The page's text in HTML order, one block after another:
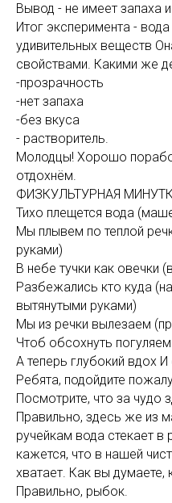
Вывод - не имеет запаха
Итог эксперимента -
удивительных веществ
свойствами. Какими же
-прозрачность
-нет запаха
-без вкуса
- растворитель.
Молодцы! Хорошо
отдохнём.
ФИЗКУЛЬТУРНАЯ
Тихо плещется вода
Мы плывем по теплой
руками)
В небе тучки как овечки
Разбежались кто куда
вытянутыми руками)
Мы из речки вылезаем
Чтоб обсохнуть
А теперь глубокий вдох
Ребята, подойдите
Посмотрите, что за чудо
Правильно, здесь же из
ручейкам вода стекает в
кажется, что в нашей
хватает. Как вы думаете,
Правильно, рыбок.